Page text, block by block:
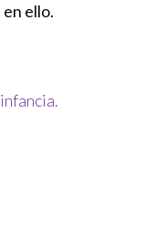
ello.